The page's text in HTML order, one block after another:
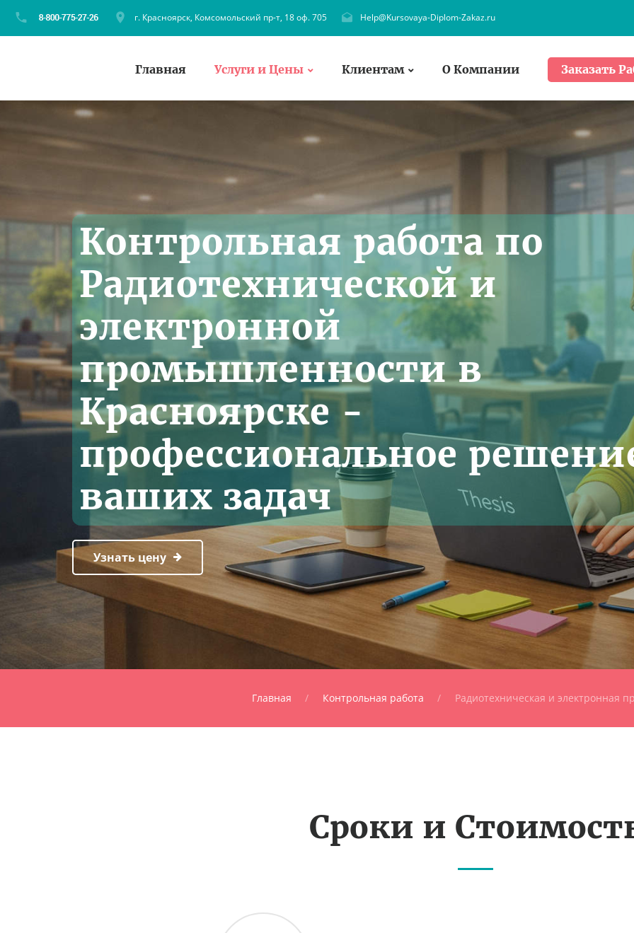
г. Красноярск, Комсомольский пр-т, 18 оф. 705 Help@Kursovaya-Diplom-Zakaz.ru
Главная Услуги и Цены Клиентам О Компании Заказать
Контрольная работа по
Радиотехнической и
электронной
промышленности в
Красноярске -
профессиональное
ваших задач
Узнать цену
Главная Контрольная работа Радиотехническая и электронная
Сроки и